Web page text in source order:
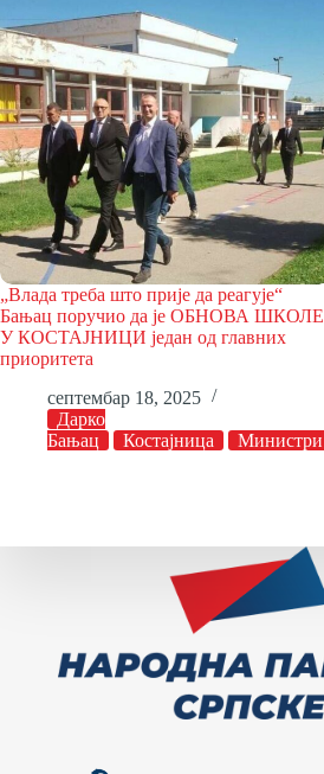
„Влада треба што прије да реагује“
Бањац поручио да је ОБНОВА ШКОЛЕ
У КОСТАЈНИЦИ један од главних
приоритета
септембар 18, 2025
Дарко
Бањац
Костајница Министри